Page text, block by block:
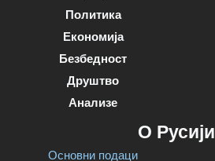
Политика
Економија
Безбедност
Друштво
Анализе
О Русији
Основни подаци